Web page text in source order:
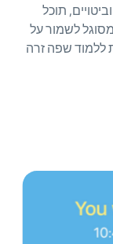
תוכל
לשמור על
ללמוד שפה זרה